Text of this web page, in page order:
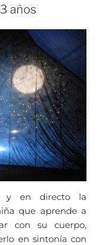
años
y en directo la
que aprende a
con su cuerpo,
en sintonía con